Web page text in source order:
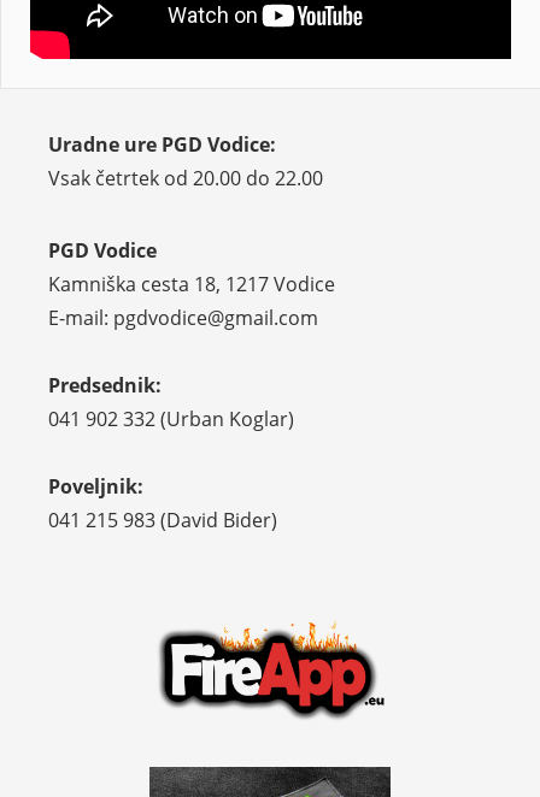
Uradne ure PGD Vodice:
Vsak četrtek od 20.00 do 22.00
PGD Vodice
Kamniška cesta 18, 1217 Vodice
E-mail: pgdvodice@gmail.com
Predsednik:
041 902 332 (Urban Koglar)
Poveljnik:
041 215 983 (David Bider)